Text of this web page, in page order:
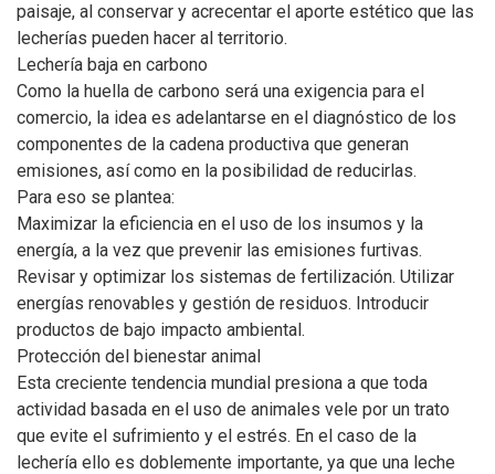
paisaje, al conservar y acrecentar el aporte estético que las
lecherías pueden hacer al territorio.
Lechería baja en carbono
Como la huella de carbono será una exigencia para el
comercio, la idea es adelantarse en el diagnóstico de los
componentes de la cadena productiva que generan
emisiones, así como en la posibilidad de reducirlas.
Para eso se plantea:
Maximizar la eficiencia en el uso de los insumos y la
energía, a la vez que prevenir las emisiones furtivas.
Revisar y optimizar los sistemas de fertilización. Utilizar
energías renovables y gestión de residuos. Introducir
productos de bajo impacto ambiental.
Protección del bienestar animal
Esta creciente tendencia mundial presiona a que toda
actividad basada en el uso de animales vele por un trato
que evite el sufrimiento y el estrés. En el caso de la
lechería ello es doblemente importante, ya que una leche